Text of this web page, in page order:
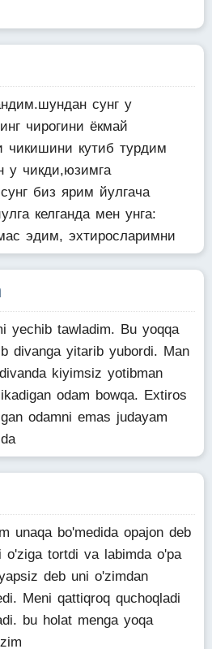
сунг у
чирогини ёкмай
чикишини кутиб турдим
у чикди,юзимга
биз ярим йулгача
келганда мен унга:
эдим, эхтиросларимни
yechib tawladim. Bu yoqqa
divanga yitarib yubordi. Man
kiyimsiz yotibman
odam bowqa. Extiros
odamni emas judayam
unaqa bo'medida opajon deb
o'ziga tortdi va labimda o'pa
deb uni o'zimdan
Meni qattiqroq quchoqladi
bu holat menga yoqa